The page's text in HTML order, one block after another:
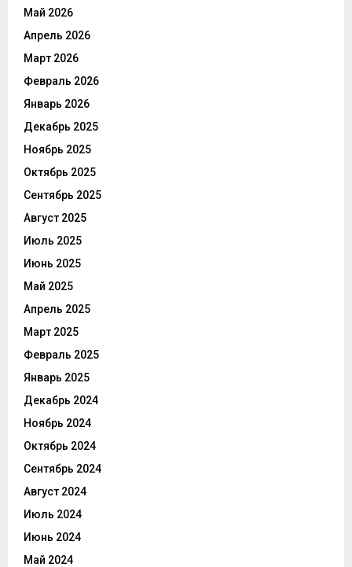
Май 2026
Апрель 2026
Март 2026
Февраль 2026
Январь 2026
Декабрь 2025
Ноябрь 2025
Октябрь 2025
Сентябрь 2025
Август 2025
Июль 2025
Июнь 2025
Май 2025
Апрель 2025
Март 2025
Февраль 2025
Январь 2025
Декабрь 2024
Ноябрь 2024
Октябрь 2024
Сентябрь 2024
Август 2024
Июль 2024
Июнь 2024
Май 2024